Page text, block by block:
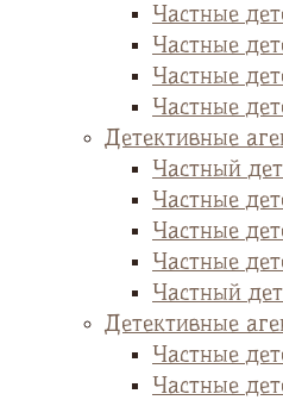
Частные
Частные
Частные
Частные
Детективные
Частный
Частные
Частные
Частные
Частный
Детективные
Частные
Частные